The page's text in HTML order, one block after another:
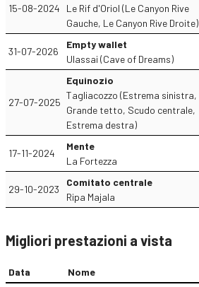
15-08-2024
Le Rif d'Oriol (Le Canyon Rive
Gauche, Le Canyon Rive Droite)
31-07-2026
Empty wallet
Ulassai (Cave of Dreams)
27-07-2025
Equinozio
Tagliacozzo (Estrema sinistra,
Grande tetto, Scudo centrale,
Estrema destra)
17-11-2024
Mente
La Fortezza
29-10-2023
Comitato centrale
Ripa Majala
Migliori prestazioni a vista
Data Nome